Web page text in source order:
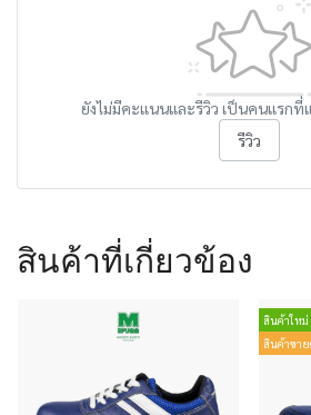
ยังไม่มีคะแนนและรีวิว เป็นคนแรกที่
รีวิว
สินค้าที่เกี่ยวข้อง
สินค้าใหม่
สินค้าขา